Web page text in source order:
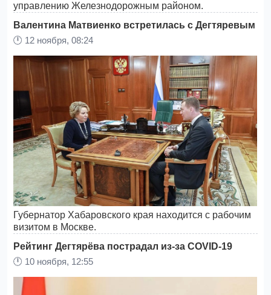
управлению Железнодорожным районом.
Валентина Матвиенко встретилась с Дегтяревым
🕛 12 ноября, 08:24
Губернатор Хабаровского края находится с рабочим
визитом в Москве.
Рейтинг Дегтярёва пострадал из-за COVID-19
🕛 10 ноября, 12:55